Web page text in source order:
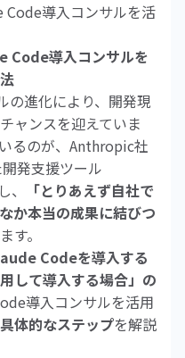
Code導入コンサルを活
Code導入コンサルを
の進化により、開発現
ャンスを迎えていま
るのが、Anthropic社
発支援ツール
「とりあえず自社で
か本当の成果に結びつ
す。
Codeを導入する
して導入する場合」の
導入コンサルを活用
体的なステップを解説